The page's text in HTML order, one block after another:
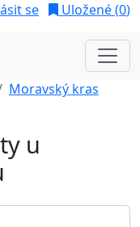
se Uložené (0)
Moravský kras
u